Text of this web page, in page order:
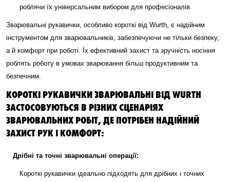
роблячи їх універсальним вибором для професіоналів.
Зварювальні рукавички, особливо короткі від Wurth, є надійним
інструментом для зварювальників, забезпечуючи не тільки безпеку,
а й комфорт при роботі. Їх ефективний захист та зручність носіння
роблять роботу в умовах зварювання більш продуктивним та
безпечним.
КОРОТКІ РУКАВИЧКИ ЗВАРЮВАЛЬНІ ВІД WURTH
ЗАСТОСОВУЮТЬСЯ В РІЗНИХ СЦЕНАРІЯХ
ЗВАРЮВАЛЬНИХ РОБІТ, ДЕ ПОТРІБЕН НАДІЙНИЙ
ЗАХИСТ РУК І КОМФОРТ:
Дрібні та точні зварювальні операції:
Короткі рукавички ідеально підходять для дрібних і точних